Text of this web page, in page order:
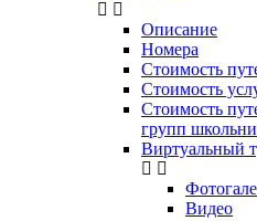
Описание
Номера
Стоимость
Стоимость
Стоимость
групп
Виртуальный
Видео